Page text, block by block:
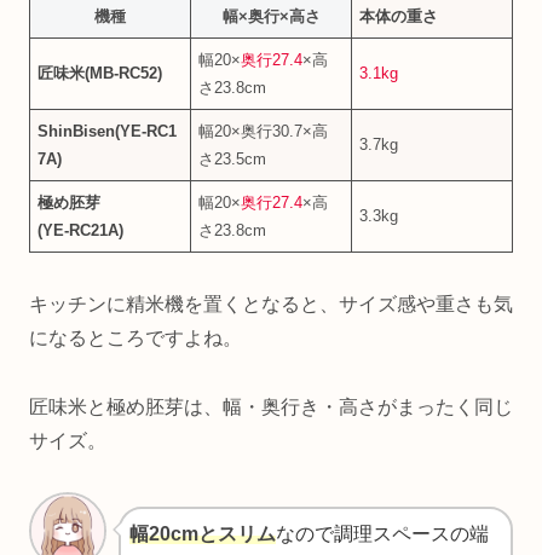
機種 幅×奥行×高さ 本体の重さ
匠味米(MB‑RC52)
幅20×奥行27.4×高
さ23.8cm
3.1kg
ShinBisen(YE‑RC1
7A)
幅20×奥行30.7×高
さ23.5cm
3.7kg
極め胚芽
(YE‑RC21A)
幅20×奥行27.4×高
さ23.8cm
3.3kg
キッチンに精米機を置くとなると、サイズ感や重さも気
になるところですよね。
匠味米と極め胚芽は、幅・奥行き・高さがまったく同じ
サイズ。
幅20cmとスリムなので調理スペースの端